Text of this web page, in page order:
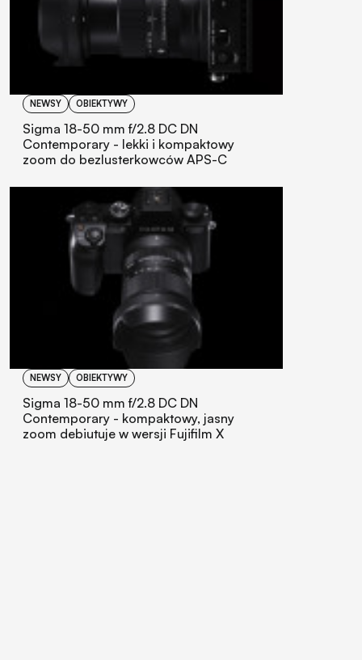
NEWSY OBIEKTYWY
Sigma 18-50 mm f/2.8 DC DN
Contemporary - lekki i kompaktowy
zoom do bezlusterkowców APS-C
NEWSY OBIEKTYWY
Sigma 18-50 mm f/2.8 DC DN
Contemporary - kompaktowy, jasny
zoom debiutuje w wersji Fujifilm X